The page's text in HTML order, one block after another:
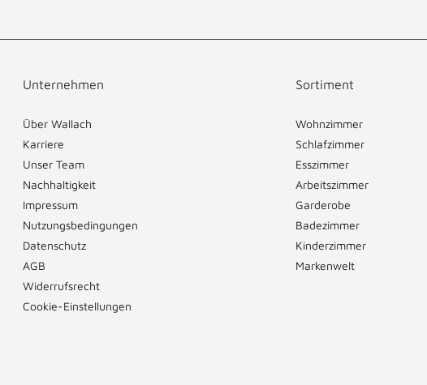
Unternehmen
Über Wallach
Karriere
Unser Team
Nachhaltigkeit
Impressum
Nutzungsbedingungen
Datenschutz
AGB
Widerrufsrecht
Cookie-Einstellungen
Sortiment
Wohnzimmer
Schlafzimmer
Esszimmer
Arbeitszimmer
Garderobe
Badezimmer
Kinderzimmer
Markenwelt